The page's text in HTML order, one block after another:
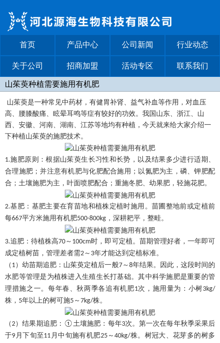
首页 产品中心 公司新闻 行业动态
关于公司 招商加盟 活动专区 联系我们
山茱萸种植需要施用有机肥
山茱萸是一种常见中药材，有健胃补肾、益气补血等作用，对血压
高、腰膝酸痛、眩晕耳鸣等症有较好的功效。我国山东、浙江、山
西、安徽、河南、湖南、江苏等地均有种植，今天就来给大家介绍一
下种植山茱萸的施肥技术。
1.施肥原则：根据山茱萸生长习性和长势，以及结果多少进行适期、
合理施肥；并注意有机肥与化肥配合施用；以氮肥为主，磷、钾肥配
合；土壤施肥为主，叶面喷肥配合；重施冬肥、幼果肥，轻施花肥。
2.基肥：基肥主要在育苗地和植株定植时施用。苗圃整地前或定植前
每667平方米施用有机肥500-800kg ，深耕耙平，整畦。
3.追肥：待植株高70 ～ 100cm时，即可定植。苗期管理好者，一年即可
成定植树苗，管理差者需2 ～ 3年才能达到定植标准。
（ 1）幼苗期追肥：山茱萸定植后一般7～ 8年结果。因此，这段时间的
水肥等管理是为植株进入生殖生长打基础。其中科学施肥是重要的管
理措施之一。每年春、秋两季各追有机肥1次，施用量为：小树3kg/
株， 5年以上的树可施5 ～ 7kg/株。
（2）结果期追肥： ①土壤施肥：每年3次。第一次在每年秋季采果后
于9 月下旬至 11 月中旬施有机肥25～40kg/株。树冠大、花芽多的树多